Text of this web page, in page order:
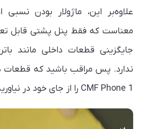
علاوه‌بر این، ماژولار بودن
معناست که فقط پنل پشتی قابل
جایگزینی قطعات داخلی مانند
ندارد. پس مراقب باشید که قطعات
CMF Phone 1 را از جای خود در نیاورید!